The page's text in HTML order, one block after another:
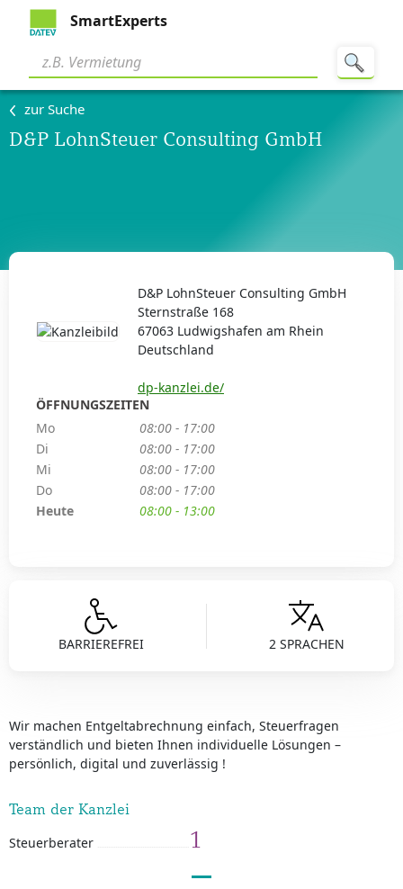
SmartExperts
zur Suche
D&P LohnSteuer Consulting GmbH
BARRIEREFREI 2 SPRACHEN
Wir machen Entgeltabrechnung einfach, Steuerfragen
verständlich und bieten Ihnen individuelle Lösungen –
persönlich, digital und zuverlässig !
Team der Kanzlei
Steuerberater 1
D&P LohnSteuer Consulting GmbH
Sternstraße 168
67063 Ludwigshafen am Rhein
Deutschland
dp-kanzlei.de/
ÖFFNUNGSZEITEN
Mo
08:00 - 17:00
Di
08:00 - 17:00
Mi
08:00 - 17:00
Do
08:00 - 17:00
Heute
08:00 - 13:00